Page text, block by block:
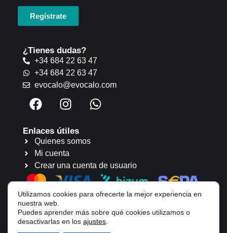
Regístrate
¿Tienes dudas?
+34 684 22 63 47
+34 684 22 63 47
evocalo@evocalo.com
Enlaces útiles
Quienes somos
Mi cuenta
Crear una cuenta de usuario
Utilizamos cookies para ofrecerte la mejor experiencia en
nuestra web.
Puedes aprender más sobre qué cookies utilizamos o
desactivarlas en los ajustes